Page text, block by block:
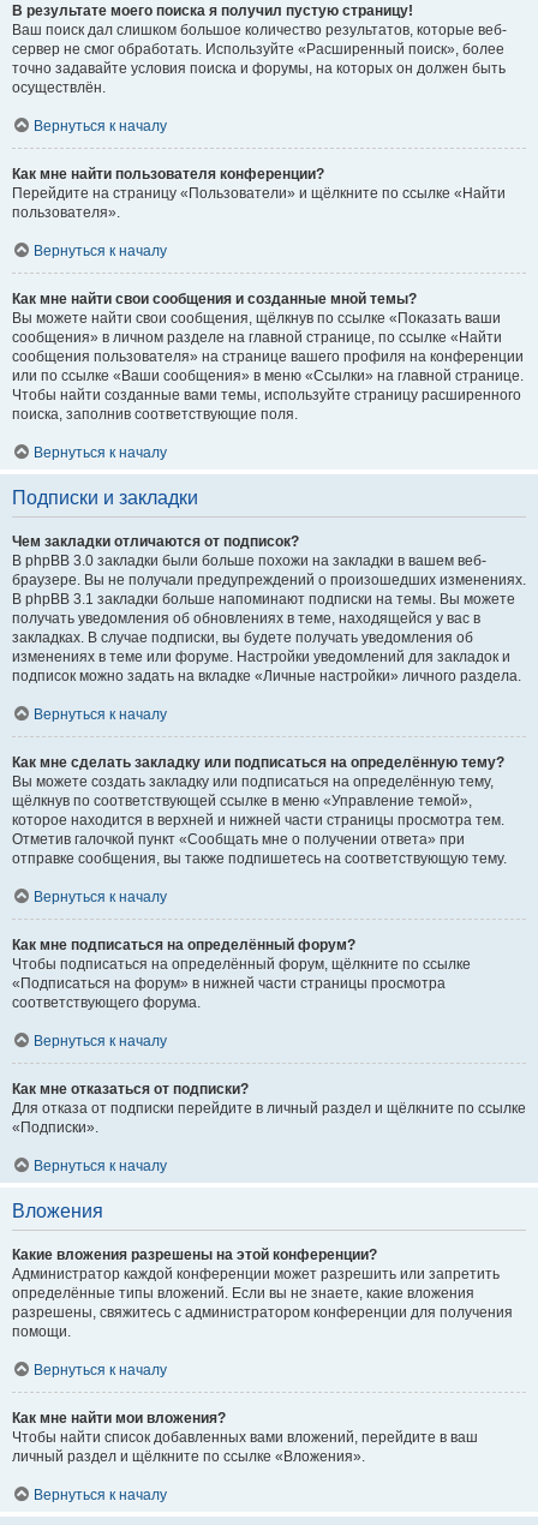
В результате моего поиска я получил пустую страницу!
Ваш поиск дал слишком большое количество результатов, которые веб-
сервер не смог обработать. Используйте «Расширенный поиск», более
точно задавайте условия поиска и форумы, на которых он должен быть
осуществлён.
Вернуться к началу
Как мне найти пользователя конференции?
Перейдите на страницу «Пользователи» и щёлкните по ссылке «Найти
пользователя».
Вернуться к началу
Как мне найти свои сообщения и созданные мной темы?
Вы можете найти свои сообщения, щёлкнув по ссылке «Показать ваши
сообщения» в личном разделе на главной странице, по ссылке «Найти
сообщения пользователя» на странице вашего профиля на конференции
или по ссылке «Ваши сообщения» в меню «Ссылки» на главной странице.
Чтобы найти созданные вами темы, используйте страницу расширенного
поиска, заполнив соответствующие поля.
Вернуться к началу
Подписки и закладки
Чем закладки отличаются от подписок?
В phpBB 3.0 закладки были больше похожи на закладки в вашем веб-
браузере. Вы не получали предупреждений о произошедших изменениях.
В phpBB 3.1 закладки больше напоминают подписки на темы. Вы можете
получать уведомления об обновлениях в теме, находящейся у вас в
закладках. В случае подписки, вы будете получать уведомления об
изменениях в теме или форуме. Настройки уведомлений для закладок и
подписок можно задать на вкладке «Личные настройки» личного раздела.
Вернуться к началу
Как мне сделать закладку или подписаться на определённую тему?
Вы можете создать закладку или подписаться на определённую тему,
щёлкнув по соответствующей ссылке в меню «Управление темой»,
которое находится в верхней и нижней части страницы просмотра тем.
Отметив галочкой пункт «Сообщать мне о получении ответа» при
отправке сообщения, вы также подпишетесь на соответствующую тему.
Вернуться к началу
Как мне подписаться на определённый форум?
Чтобы подписаться на определённый форум, щёлкните по ссылке
«Подписаться на форум» в нижней части страницы просмотра
соответствующего форума.
Вернуться к началу
Как мне отказаться от подписки?
Для отказа от подписки перейдите в личный раздел и щёлкните по ссылке
«Подписки».
Вернуться к началу
Вложения
Какие вложения разрешены на этой конференции?
Администратор каждой конференции может разрешить или запретить
определённые типы вложений. Если вы не знаете, какие вложения
разрешены, свяжитесь с администратором конференции для получения
помощи.
Вернуться к началу
Как мне найти мои вложения?
Чтобы найти список добавленных вами вложений, перейдите в ваш
личный раздел и щёлкните по ссылке «Вложения».
Вернуться к началу